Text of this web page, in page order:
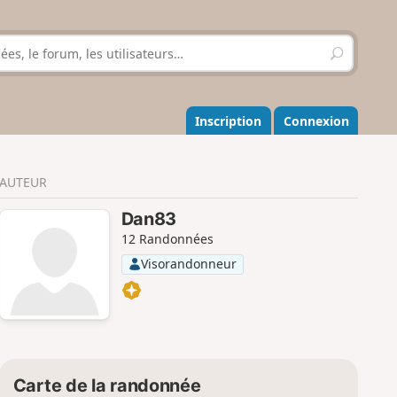
R
e
h
e
r
r
Inscription Connexion
AUTEUR
Dan83
12 Randonnées
Visorandonneur
Carte de la randonnée